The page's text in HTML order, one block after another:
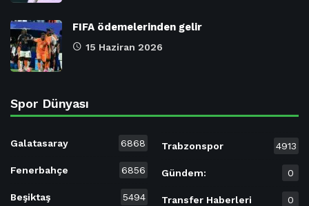
FIFA ödemelerinden gelir
15 Haziran 2026
Spor Dünyası
Galatasaray 6868
Fenerbahçe 6856
Beşiktaş 5494
Trabzonspor 4913
Gündem: 0
Transfer Haberleri 0